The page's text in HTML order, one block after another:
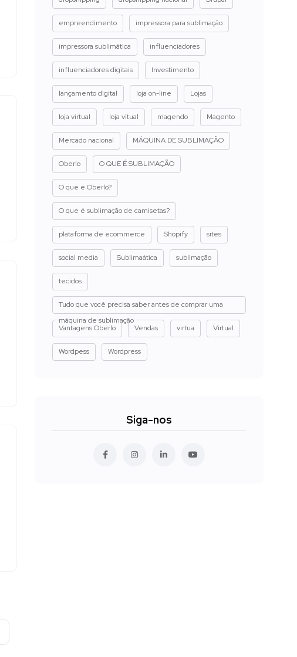
empreendimento impressora para sublimação
impressora sublimática influenciadores
influenciadores digitais Investimento
lançamento digital loja on-line Lojas
loja virtual loja vitual magendo Magento
Mercado nacional MÁQUINA DE SUBLIMAÇÃO
Oberlo O QUE É SUBLIMAÇÃO
O que é Oberlo?
O que é sublimação de camisetas?
plataforma de ecommerce Shopify sites
social media Sublimaática sublimação
tecidos
Tudo que você precisa saber antes de comprar uma
máquina de sublimação
Vantagens Oberlo
Vendas virtua Virtual
Wordpess Wordpress
Siga-nos